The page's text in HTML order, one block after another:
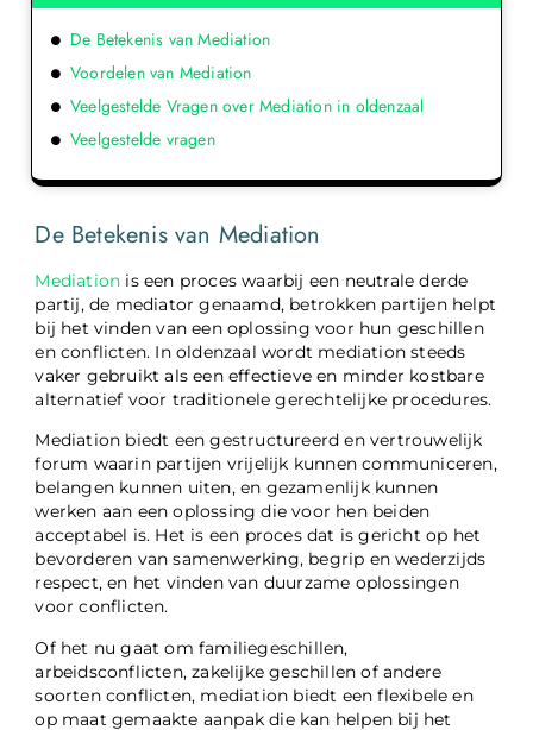
De Betekenis van Mediation
Mediation is een proces waarbij een neutrale derde
partij, de mediator genaamd, betrokken partijen helpt
bij het vinden van een oplossing voor hun geschillen
en conflicten. In oldenzaal wordt mediation steeds
vaker gebruikt als een effectieve en minder kostbare
alternatief voor traditionele gerechtelijke procedures.
Mediation biedt een gestructureerd en vertrouwelijk
forum waarin partijen vrijelijk kunnen communiceren,
belangen kunnen uiten, en gezamenlijk kunnen
werken aan een oplossing die voor hen beiden
acceptabel is. Het is een proces dat is gericht op het
bevorderen van samenwerking, begrip en wederzijds
respect, en het vinden van duurzame oplossingen
voor conflicten.
Of het nu gaat om familiegeschillen,
arbeidsconflicten, zakelijke geschillen of andere
soorten conflicten, mediation biedt een flexibele en
op maat gemaakte aanpak die kan helpen bij het
De Betekenis van Mediation
Voordelen van Mediation
Veelgestelde Vragen over Mediation in oldenzaal
Veelgestelde vragen